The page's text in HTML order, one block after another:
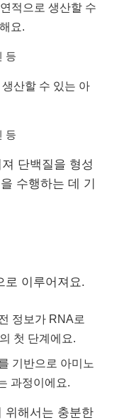
적으로 생산할 수
요.
등
산할 수 있는 아
등
단백질을 형성
수행하는 데 기
로 이루어져요.
정보가 RNA로
첫 단계에요.
기반으로 아미노
과정이에요.
위해서는 충분한